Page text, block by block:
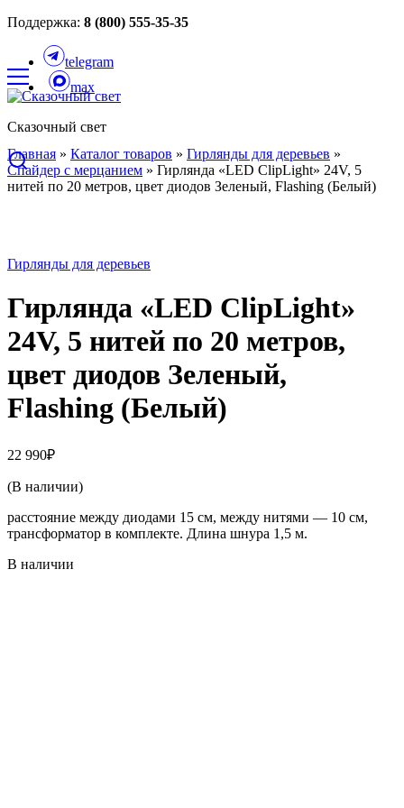
Поддержка: 8 (800) 555-35-35
telegram
max
Сказочный свет
Главная » Каталог товаров » Гирлянды для деревьев »
Спайдер с мерцанием » Гирлянда «LED ClipLight» 24V, 5
нитей по 20 метров, цвет диодов Зеленый, Flashing (Белый)
Гирлянды для деревьев
Гирлянда «LED ClipLight»
24V, 5 нитей по 20 метров,
цвет диодов Зеленый,
Flashing (Белый)
22 990₽
(В наличии)
расстояние между диодами 15 см, между нитями — 10 см,
трансформатор в комплекте. Длина шнура 1,5 м.
В наличии